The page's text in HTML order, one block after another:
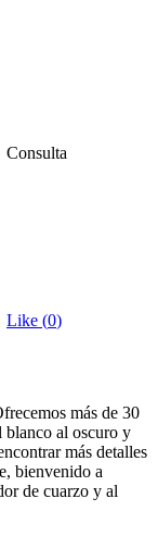
Consulta
Like (0)
más de 30
blanco al oscuro y
más detalles
bienvenido a
de cuarzo y al